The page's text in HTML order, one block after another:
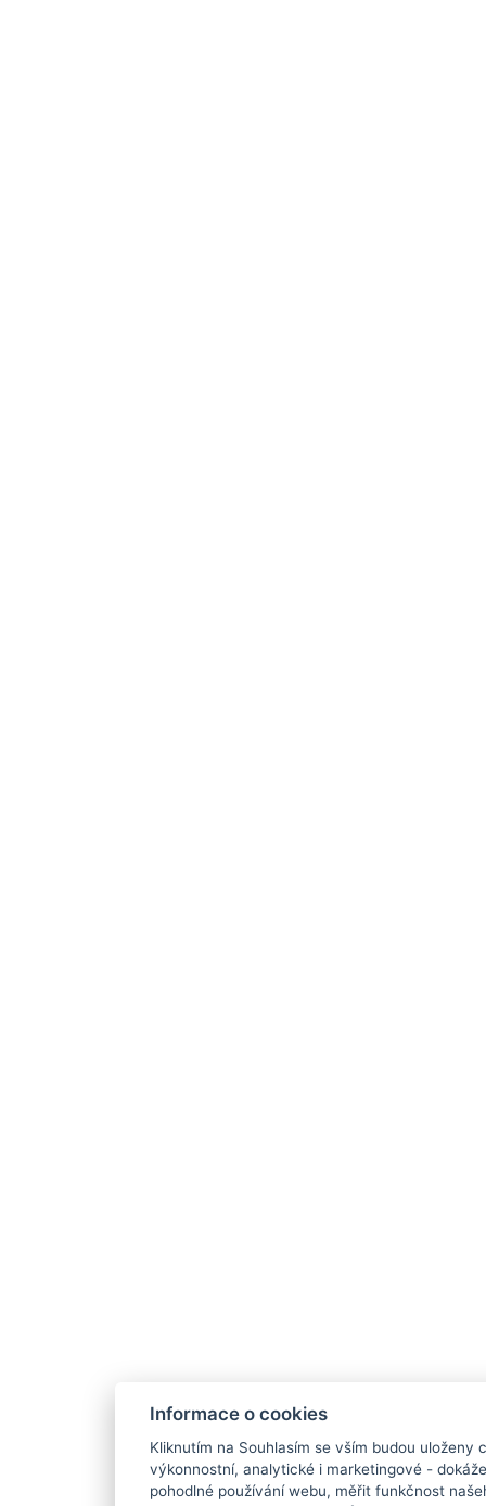
Informace o cookies
Kliknutím na Souhlasím se vším budou uloženy
výkonnostní, analytické i marketingové -
pohodlné používání webu, měřit funkčnost